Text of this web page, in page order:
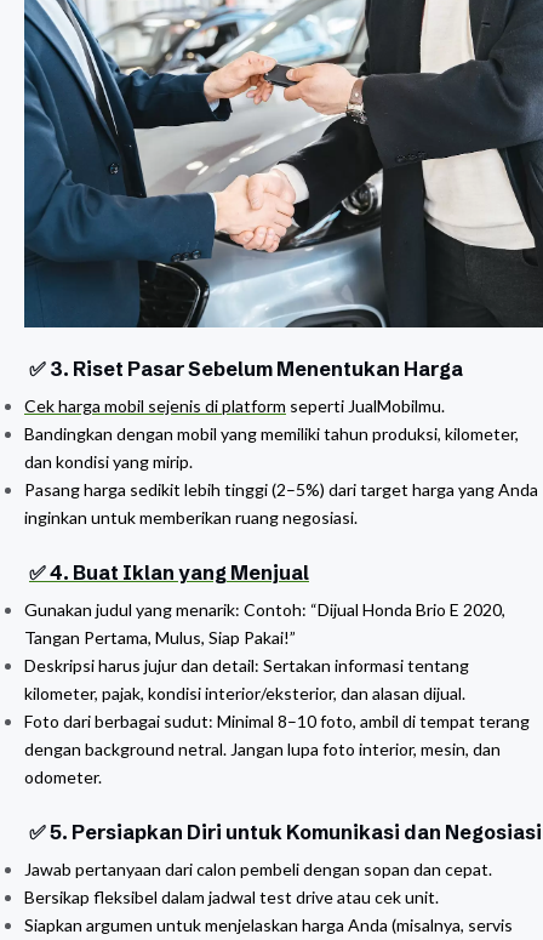
✅ 3. Riset Pasar Sebelum Menentukan Harga
Cek harga mobil sejenis di platform seperti JualMobilmu.
Bandingkan dengan mobil yang memiliki tahun produksi, kilometer,
dan kondisi yang mirip.
Pasang harga sedikit lebih tinggi (2–5%) dari target harga yang Anda
inginkan untuk memberikan ruang negosiasi.
✅ 4. Buat Iklan yang Menjual
Gunakan judul yang menarik: Contoh: “Dijual Honda Brio E 2020,
Tangan Pertama, Mulus, Siap Pakai!”
Deskripsi harus jujur dan detail: Sertakan informasi tentang
kilometer, pajak, kondisi interior/eksterior, dan alasan dijual.
Foto dari berbagai sudut: Minimal 8–10 foto, ambil di tempat terang
dengan background netral. Jangan lupa foto interior, mesin, dan
odometer.
✅ 5. Persiapkan Diri untuk Komunikasi dan Negosiasi
Jawab pertanyaan dari calon pembeli dengan sopan dan cepat.
Bersikap fleksibel dalam jadwal test drive atau cek unit.
Siapkan argumen untuk menjelaskan harga Anda (misalnya, servis